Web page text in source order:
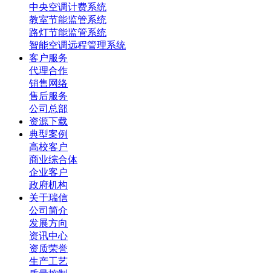
中央空调计费系统
教室节能监管系统
路灯节能监管系统
智能空调远程管理系统
客户服务
代理合作
销售网络
售后服务
公司总部
资源下载
典型案例
高校客户
商业综合体
企业客户
政府机构
关于瑞信
公司简介
发展方向
资讯中心
资质荣誉
生产工艺